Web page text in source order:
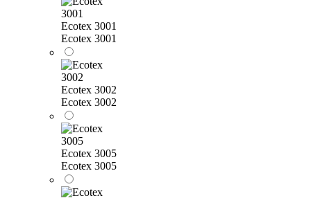
Ecotex 3001
Ecotex 3001
Ecotex 3002
Ecotex 3002
Ecotex 3005
Ecotex 3005